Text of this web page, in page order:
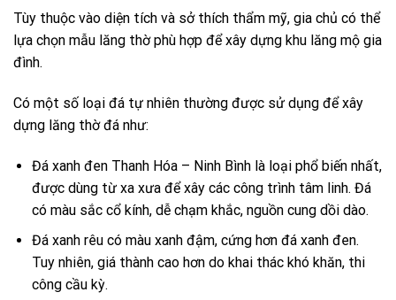
Tùy thuộc vào diện tích và sở thích thẩm mỹ, gia chủ có thể
lựa chọn mẫu lăng thờ phù hợp để xây dựng khu lăng mộ gia
đình.
Có một số loại đá tự nhiên thường được sử dụng để xây
dựng lăng thờ đá như:
Đá xanh đen Thanh Hóa – Ninh Bình là loại phổ biến nhất,
được dùng từ xa xưa để xây các công trình tâm linh. Đá
có màu sắc cổ kính, dễ chạm khắc, nguồn cung dồi dào.
Đá xanh rêu có màu xanh đậm, cứng hơn đá xanh đen.
Tuy nhiên, giá thành cao hơn do khai thác khó khăn, thi
công cầu kỳ.